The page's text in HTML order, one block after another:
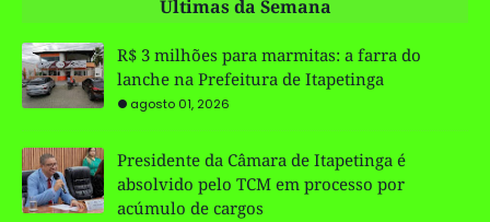
Últimas da Semana
R$ 3 milhões para marmitas: a farra do
lanche na Prefeitura de Itapetinga
agosto 01, 2026
Presidente da Câmara de Itapetinga é
absolvido pelo TCM em processo por
acúmulo de cargos